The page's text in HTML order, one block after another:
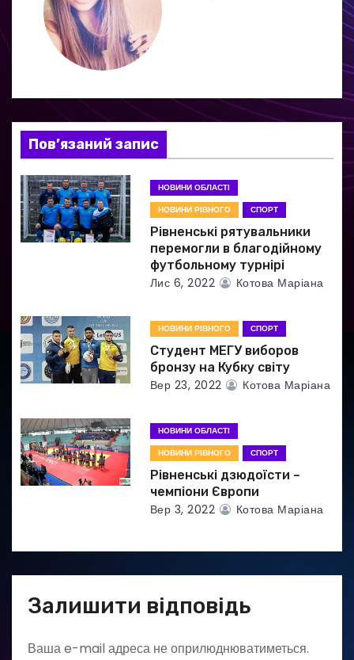
і
я
з
а
п
і
в
Пов’язаний запис
НОВИНИ ОБЛАСТІ
НОВИНИ РІВНОГО
СПОРТ
Рівненські рятувальники
перемогли в благодійному
футбольному турнірі
Лис 6, 2022 Котова Маріана
НОВИНИ РІВНОГО СПОРТ
Студент МЕГУ виборов
бронзу на Кубку світу
Вер 23, 2022 Котова Маріана
НОВИНИ ОБЛАСТІ
НОВИНИ РІВНОГО
СПОРТ
Рівненські дзюдоїсти –
чемпіони Європи
Вер 3, 2022 Котова Маріана
Залишити відповідь
Ваша e-mail адреса не оприлюднюватиметься.